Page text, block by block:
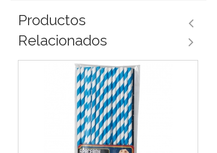
Productos
Relacionados